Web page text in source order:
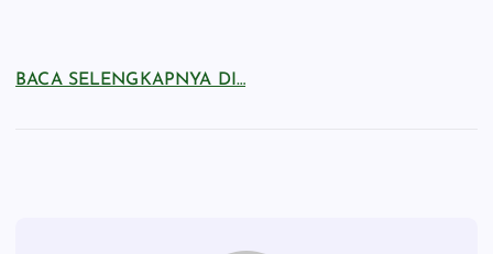
BACA SELENGKAPNYA DI…